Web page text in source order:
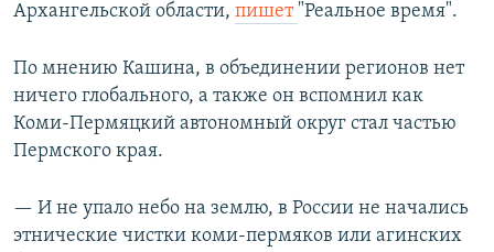
Архангельской области, пишет "Реальное время".
По мнению Кашина, в объединении регионов нет
ничего глобального, а также он вспомнил как
Коми-Пермяцкий автономный округ стал частью
Пермского края.
— И не упало небо на землю, в России не начались
этнические чистки коми-пермяков или агинских